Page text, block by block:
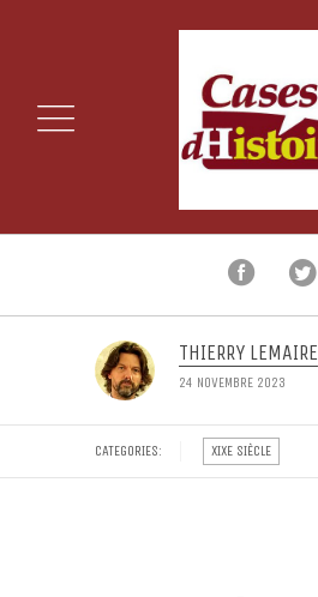
THIERRY LEMAIRE
24 NOVEMBRE 2023
CATEGORIES: XIXE SIÈCLE